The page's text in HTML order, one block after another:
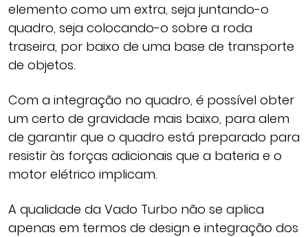
elemento como um extra, seja juntando-o
quadro, seja colocando-o sobre a roda
traseira, por baixo de uma base de transporte
de objetos.
Com a integração no quadro, é possível obter
um certo de gravidade mais baixo, para alem
de garantir que o quadro está preparado para
resistir às forças adicionais que a bateria e o
motor elétrico implicam.
A qualidade da Vado Turbo não se aplica
apenas em termos de design e integração dos